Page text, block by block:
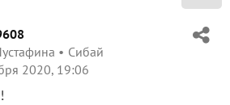
Сибай
2020, 19:06